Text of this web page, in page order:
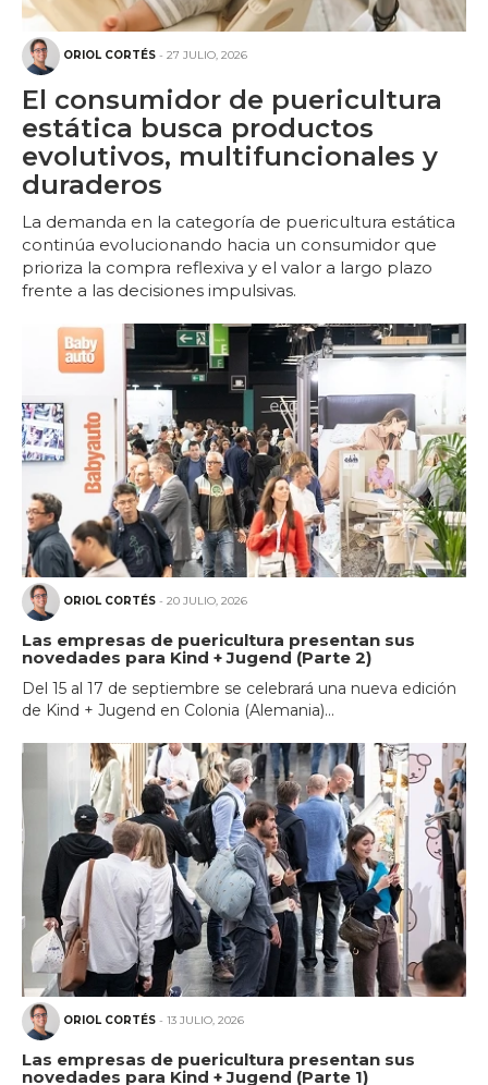
ORIOL CORTÉS - 27 JULIO, 2026
El consumidor de puericultura
estática busca productos
evolutivos, multifuncionales y
duraderos
La demanda en la categoría de puericultura estática
continúa evolucionando hacia un consumidor que
prioriza la compra reflexiva y el valor a largo plazo
frente a las decisiones impulsivas.
ORIOL CORTÉS - 20 JULIO, 2026
Las empresas de puericultura presentan sus
novedades para Kind + Jugend (Parte 2)
Del 15 al 17 de septiembre se celebrará una nueva edición
de Kind + Jugend en Colonia (Alemania)...
ORIOL CORTÉS - 13 JULIO, 2026
Las empresas de puericultura presentan sus
novedades para Kind + Jugend (Parte 1)